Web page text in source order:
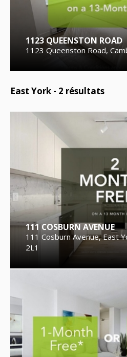
1123 QUEENSTON ROAD
1123 Queenston Road,
East York - 2 résultats
111 COSBURN AVENUE
111 Cosburn Avenue, East
2L1